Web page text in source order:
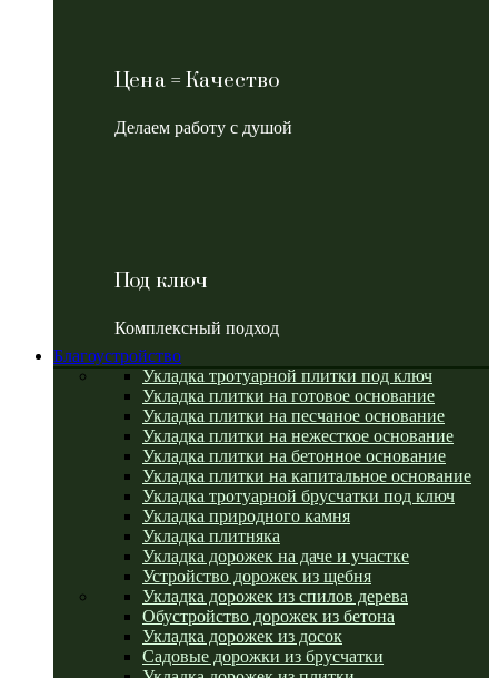
Цена = Качество
Делаем работу с душой
Под ключ
Комплексный подход
Благоустройство
Укладка тротуарной плитки под ключ
Укладка плитки на готовое основание
Укладка плитки на песчаное основание
Укладка плитки на нежесткое основание
Укладка плитки на бетонное основание
Укладка плитки на капитальное основание
Укладка тротуарной брусчатки под ключ
Укладка природного камня
Укладка плитняка
Укладка дорожек на даче и участке
Устройство дорожек из щебня
Укладка дорожек из спилов дерева
Обустройство дорожек из бетона
Укладка дорожек из досок
Садовые дорожки из брусчатки